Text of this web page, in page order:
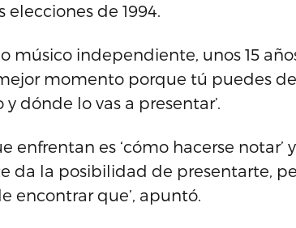
de 1994.
músico independiente, unos 15
momento porque tú puedes
dónde lo vas a presentar’.
enfrentan es ‘cómo hacerse notar’
da la posibilidad de presentarte,
encontrar que’, apuntó.